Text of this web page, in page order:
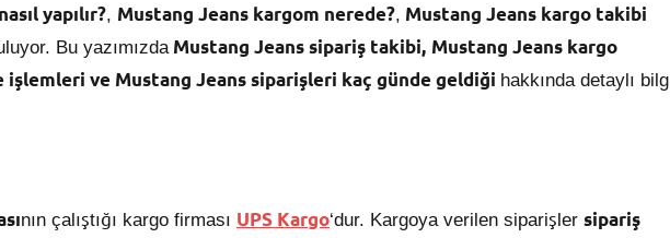
yapılır?, Mustang Jeans kargom nerede?, Mustang Jeans kargo takibi
Bu yazımızda Mustang Jeans sipariş takibi, Mustang Jeans kargo
ve Mustang Jeans siparişleri kaç günde geldiği hakkında detaylı
nın çalıştığı kargo firması UPS Kargo‘dur. Kargoya verilen siparişler sipariş